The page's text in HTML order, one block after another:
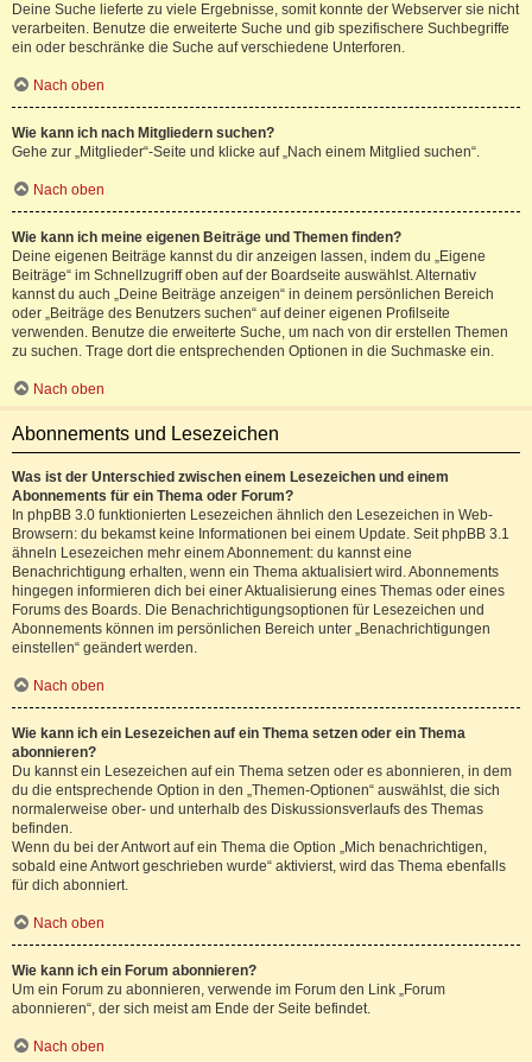
Deine Suche lieferte zu viele Ergebnisse, somit konnte der Webserver sie nicht
verarbeiten. Benutze die erweiterte Suche und gib spezifischere Suchbegriffe
ein oder beschränke die Suche auf verschiedene Unterforen.
Nach oben
Wie kann ich nach Mitgliedern suchen?
Gehe zur „Mitglieder“-Seite und klicke auf „Nach einem Mitglied suchen“.
Nach oben
Wie kann ich meine eigenen Beiträge und Themen finden?
Deine eigenen Beiträge kannst du dir anzeigen lassen, indem du „Eigene
Beiträge“ im Schnellzugriff oben auf der Boardseite auswählst. Alternativ
kannst du auch „Deine Beiträge anzeigen“ in deinem persönlichen Bereich
oder „Beiträge des Benutzers suchen“ auf deiner eigenen Profilseite
verwenden. Benutze die erweiterte Suche, um nach von dir erstellen Themen
zu suchen. Trage dort die entsprechenden Optionen in die Suchmaske ein.
Nach oben
Abonnements und Lesezeichen
Was ist der Unterschied zwischen einem Lesezeichen und einem
Abonnements für ein Thema oder Forum?
In phpBB 3.0 funktionierten Lesezeichen ähnlich den Lesezeichen in Web-
Browsern: du bekamst keine Informationen bei einem Update. Seit phpBB 3.1
ähneln Lesezeichen mehr einem Abonnement: du kannst eine
Benachrichtigung erhalten, wenn ein Thema aktualisiert wird. Abonnements
hingegen informieren dich bei einer Aktualisierung eines Themas oder eines
Forums des Boards. Die Benachrichtigungsoptionen für Lesezeichen und
Abonnements können im persönlichen Bereich unter „Benachrichtigungen
einstellen“ geändert werden.
Nach oben
Wie kann ich ein Lesezeichen auf ein Thema setzen oder ein Thema
abonnieren?
Du kannst ein Lesezeichen auf ein Thema setzen oder es abonnieren, in dem
du die entsprechende Option in den „Themen-Optionen“ auswählst, die sich
normalerweise ober- und unterhalb des Diskussionsverlaufs des Themas
befinden.
Wenn du bei der Antwort auf ein Thema die Option „Mich benachrichtigen,
sobald eine Antwort geschrieben wurde“ aktivierst, wird das Thema ebenfalls
für dich abonniert.
Nach oben
Wie kann ich ein Forum abonnieren?
Um ein Forum zu abonnieren, verwende im Forum den Link „Forum
abonnieren“, der sich meist am Ende der Seite befindet.
Nach oben